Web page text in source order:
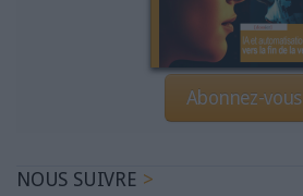
Abonnez-vous
NOUS SUIVRE